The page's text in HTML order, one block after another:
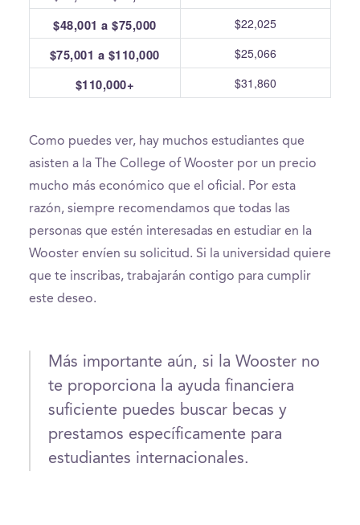
$48,001 a $75,000 $22,025
$75,001 a $110,000 $25,066
$110,000+ $31,860
Como puedes ver, hay muchos estudiantes que
asisten a la The College of Wooster por un precio
mucho más económico que el oficial. Por esta
razón, siempre recomendamos que todas las
personas que estén interesadas en estudiar en la
Wooster envíen su solicitud. Si la universidad quiere
que te inscribas, trabajarán contigo para cumplir
este deseo.
Más importante aún, si la Wooster no
te proporciona la ayuda financiera
suficiente puedes buscar becas y
prestamos específicamente para
estudiantes internacionales.